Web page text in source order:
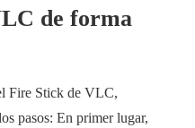
de forma
Fire Stick de VLC,
pasos: En primer lugar,